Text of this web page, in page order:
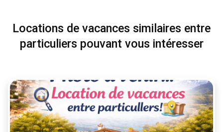
Locations de vacances similaires entre
particuliers pouvant vous intéresser